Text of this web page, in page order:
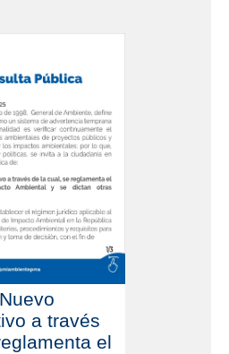
a través
el